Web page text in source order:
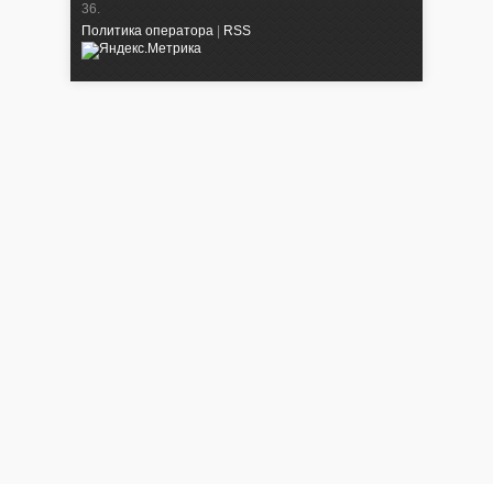
36.
Политика оператора
RSS